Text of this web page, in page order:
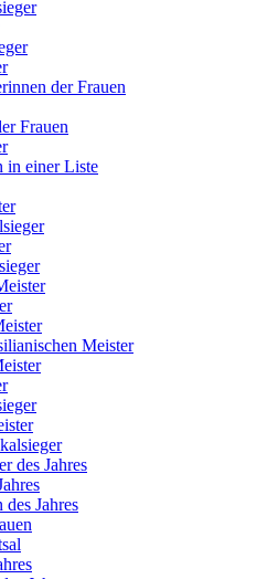
der Frauen
Frauen
in einer Liste
Meister
des Jahres
Jahres